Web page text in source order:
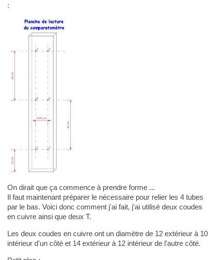
:
On dirait que ça commence à prendre forme ...
Il faut maintenant préparer le nécessaire pour relier les 4 tubes
par le bas. Voici donc comment j'ai fait, j'ai utilisé deux coudes
en cuivre ainsi que deux T.
Les deux coudes en cuivre ont un diamètre de 12 extérieur à 10
intérieur d'un côté et 14 extérieur à 12 intérieur de l'autre côté.